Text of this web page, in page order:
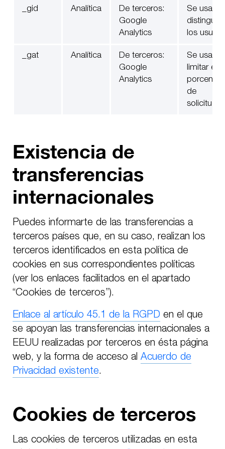
_gid Analítica
De terceros:
Google
Analytics
Se usa
distinguir
los
_gat Analítica
De terceros:
Google
Analytics
Se usa
limitar el
de
Existencia de
transferencias
internacionales
Puedes informarte de las transferencias a
terceros países que, en su caso, realizan los
terceros identificados en esta política de
cookies en sus correspondientes políticas
(ver los enlaces facilitados en el apartado
“Cookies de terceros”).
Enlace al artículo 45.1 de la RGPD en el que
se apoyan las transferencias internacionales a
EEUU realizadas por terceros en ésta página
web, y la forma de acceso al Acuerdo de
Privacidad existente.
Cookies de terceros
Las cookies de terceros utilizadas en esta